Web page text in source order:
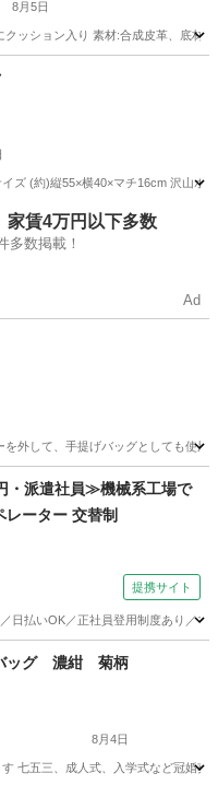
8月5日
ション入り 素材:合成皮革、底材:
ズ (約)縦55×横40×マチ16cm 沢山
家賃4万円以下多数
多数掲載！
Ad
外して、手提げバッグとしても使
キズ
・派遣社員≫機械系工場で
ーター 交替制
提携サイト
日払いOK／正社員登用制度あり
ッグ 濃紺 菊柄
8月4日
七五三、成人式、入学式など冠婚